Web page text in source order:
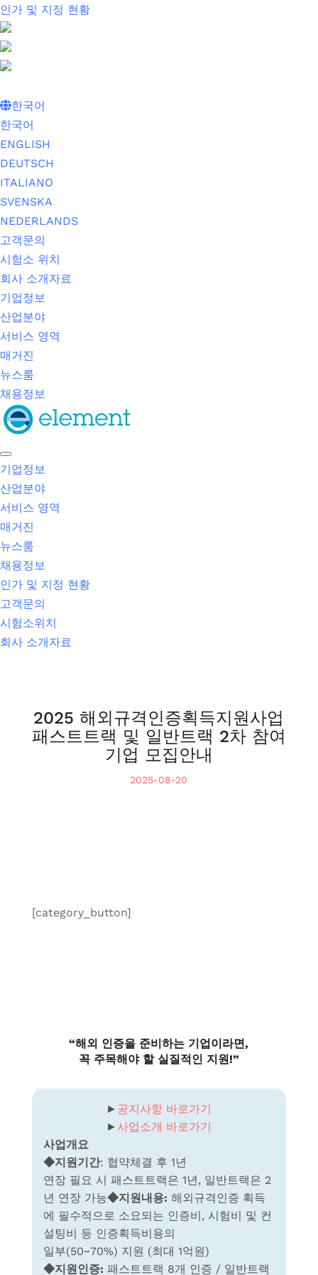
인가 및 지정 현황
한국어
한국어
ENGLISH
DEUTSCH
ITALIANO
SVENSKA
NEDERLANDS
고객문의
시험소 위치
회사 소개자료
기업정보
산업분야
서비스 영역
매거진
뉴스룸
채용정보
기업정보
산업분야
서비스 영역
매거진
뉴스룸
채용정보
인가 및 지정 현황
고객문의
시험소위치
회사 소개자료
2025 해외규격인증획득지원사업
패스트트랙 및 일반트랙 2차 참여
기업 모집안내
2025-08-20
[category_button]
“해외 인증을 준비하는 기업이라면,
꼭 주목해야 할 실질적인 지원!”
► 공지사항 바로가기
► 사업소개 바로가기
사업개요
◆지원기간: 협약체결 후 1년
연장 필요 시 패스트트랙은 1년, 일반트랙은 2
년 연장 가능◆지원내용: 해외규격인증 획득
에 필수적으로 소요되는 인증비, 시험비 및 컨
설팅비 등 인증획득비용의
일부(50~70%) 지원 (최대 1억원)
◆지원인증: 패스트트랙 8개 인증 / 일반트랙